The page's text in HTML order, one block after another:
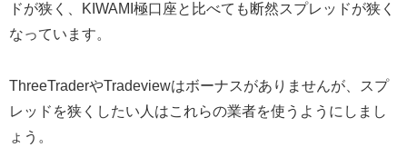
ドが狭く、KIWAMI極口座と比べても断然スプレッドが狭く
なっています。
ThreeTraderやTradeviewはボーナスがありませんが、スプ
レッドを狭くしたい人はこれらの業者を使うようにしまし
ょう。